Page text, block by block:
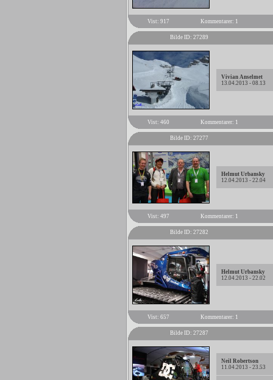
Vist: 917 Kommentarer: 1
Bilde ID: 27289
Vivian Anselmet
13.04.2013 - 08.13
Vist: 460 Kommentarer: 1
Bilde ID: 27277
Helmut Urbansky
12.04.2013 - 22.04
Vist: 497 Kommentarer: 1
Bilde ID: 27282
Helmut Urbansky
12.04.2013 - 22.02
Vist: 657 Kommentarer: 1
Bilde ID: 27287
Neil Robertson
11.04.2013 - 23.53